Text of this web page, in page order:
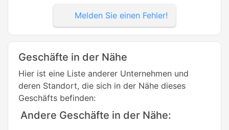
Melden Sie einen Fehler!
Geschäfte in der Nähe
Hier ist eine Liste anderer Unternehmen und
deren Standort, die sich in der Nähe dieses
Geschäfts befinden:
Andere Geschäfte in der Nähe: